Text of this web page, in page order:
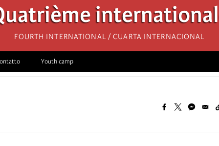
Fourth International / Cuarta Internacional
Youth camp